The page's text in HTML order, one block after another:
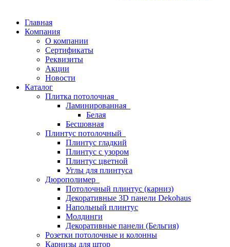
Главная
Компания
О компании
Сертификаты
Реквизиты
Акции
Новости
Каталог
Плитка потолочная
Ламинированная
Белая
Бесшовная
Плинтус потолочный
Плинтус гладкий
Плинтус с узором
Плинтус цветной
Углы для плинтуса
Дюрополимер
Потолочный плинтус (карниз)
Декоративные 3D панели Dekohaus
Напольный плинтус
Молдинги
Декоративные панели (Бельгия)
Розетки потолочные и колонны
Карнизы для штор